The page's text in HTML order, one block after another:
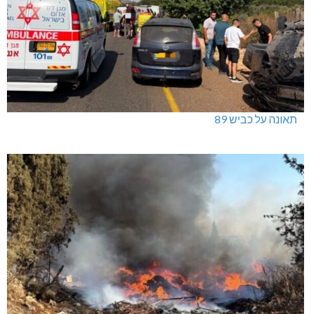
תאונה על כביש 89